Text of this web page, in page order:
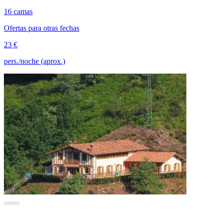
16 camas
Ofertas para otras fechas
23 €
pers./noche (aprox.)